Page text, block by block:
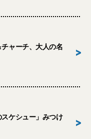
ャーチ、大人の名
>
ケシュー」みつけ
>